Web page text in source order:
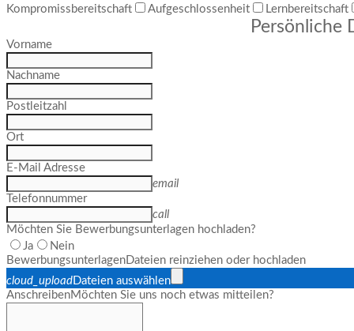
Kompromissbereitschaft
Aufgeschlossenheit Lernbereitschaft
Persönliche
Vorname
Nachname
Postleitzahl
Ort
E-Mail Adresse
email
Telefonnummer
call
Möchten Sie Bewerbungsunterlagen hochladen?
Ja
Nein
BewerbungsunterlagenDateien reinziehen oder hochladen
cloud_uploadDateien auswählen
AnschreibenMöchten Sie uns noch etwas mitteilen?